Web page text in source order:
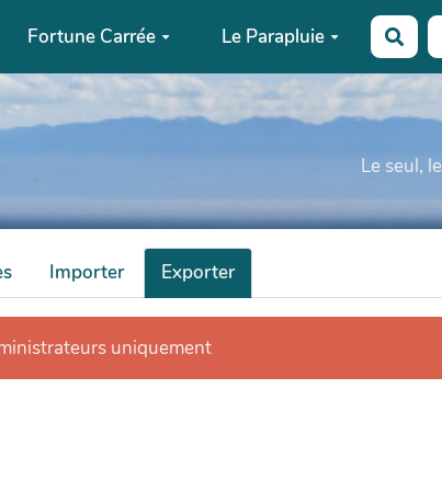
Fortune Carrée Le Parapluie
Le seul,
Importer Exporter
uniquement